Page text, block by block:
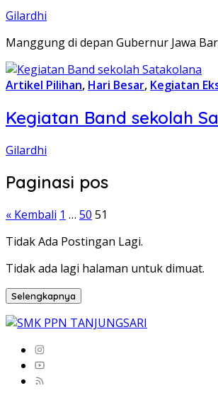
Gilardhi
Manggung di depan Gubernur Jawa
Artikel Pilihan, Hari Besar, Kegiatan
Kegiatan Band sekolah
Gilardhi
Paginasi pos
« Kembali 1 … 50 51
Tidak Ada Postingan Lagi.
Tidak ada lagi halaman untuk dimuat.
Selengkapnya